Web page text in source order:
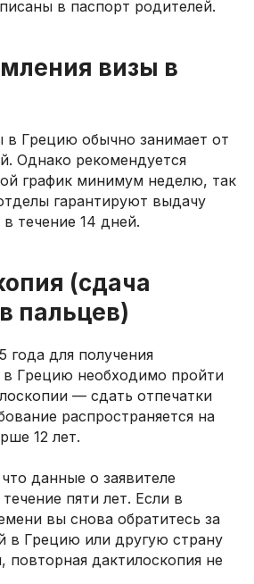
в паспорт родителей.
визы в
Грецию обычно занимает от
Однако рекомендуется
график минимум неделю, так
гарантируют выдачу
течение 14 дней.
(сдача
пальцев)
года для получения
в Грецию необходимо пройти
— сдать отпечатки
распространяется на
12 лет.
данные о заявителе
пяти лет. Если в
вы снова обратитесь за
в Грецию или другую страну
повторная дактилоскопия не